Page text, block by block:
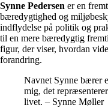
Synne Pedersen er en
bæredygtighed og
indflydelse på politik og
til en mere bæredygtig
figur, der viser, hvordan
forandring.
Navnet Synne bærer
mig, det
livet. – Synne Møller